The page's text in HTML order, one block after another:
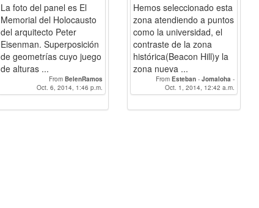
La foto del panel es El
Memorial del Holocausto
del arquitecto Peter
Eisenman. Superposición
de geometrías cuyo juego
de alturas ...
From BelenRamos
Oct. 6, 2014, 1:46 p.m.
Hemos seleccionado esta
zona atendiendo a puntos
como la universidad, el
contraste de la zona
histórica(Beacon Hill)y la
zona nueva ...
From Esteban - Jomaloha -
carmenguequi -Davarpe
AntonioJGutierrez-FcoCara-
-KevinBOUDIN-BelenRamos-
Oct. 1, 2014, 12:42 a.m.